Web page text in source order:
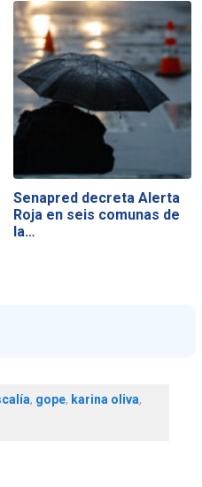
Senapred decreta Alerta
Roja en seis comunas de
la…
, gope, karina oliva,